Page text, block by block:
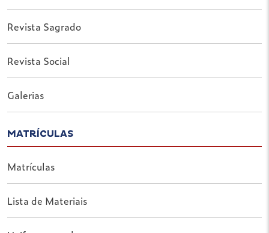
Revista Sagrado
Revista Social
Galerias
MATRÍCULAS
Matrículas
Lista de Materiais